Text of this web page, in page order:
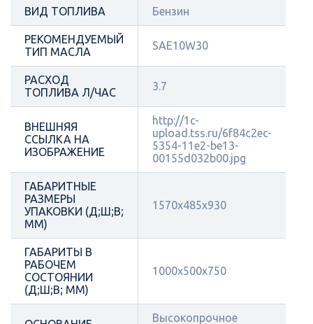
ВИД ТОПЛИВА Бензин
РЕКОМЕНДУЕМЫЙ
ТИП МАСЛА
SAE10W30
РАСХОД
ТОПЛИВА Л/ЧАС
3.7
ВНЕШНЯЯ
ССЫЛКА НА
ИЗОБРАЖЕНИЕ
http://1c-
upload.tss.ru/6f84c2ec-
5354-11e2-be13-
00155d032b00.jpg
ГАБАРИТНЫЕ
РАЗМЕРЫ
УПАКОВКИ (Д;Ш;В;
ММ)
1570х485х930
ГАБАРИТЫ В
РАБОЧЕМ
СОСТОЯНИИ
(Д;Ш;В; ММ)
1000х500х750
Высокопрочное